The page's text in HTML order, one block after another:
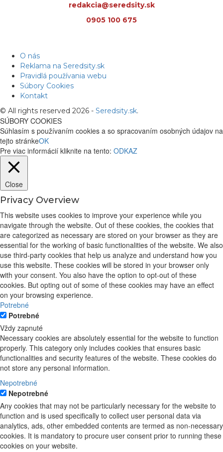
redakcia@seredsity.sk
0905 100 675
O nás
Reklama na Seredsity.sk
Pravidlá používania webu
Súbory Cookies
Kontakt
© All rights reserved 2026 - Seredsity.sk.
SÚBORY COOKIES
Súhlasím s používaním cookies a so spracovaním osobných údajov na
tejto stránkeOK
Pre viac informácií kliknite na tento: ODKAZ
Close
Privacy Overview
This website uses cookies to improve your experience while you
navigate through the website. Out of these cookies, the cookies that
are categorized as necessary are stored on your browser as they are
essential for the working of basic functionalities of the website. We also
use third-party cookies that help us analyze and understand how you
use this website. These cookies will be stored in your browser only
with your consent. You also have the option to opt-out of these
cookies. But opting out of some of these cookies may have an effect
on your browsing experience.
Potrebné
Potrebné
Vždy zapnuté
Necessary cookies are absolutely essential for the website to function
properly. This category only includes cookies that ensures basic
functionalities and security features of the website. These cookies do
not store any personal information.
Nepotrebné
Nepotrebné
Any cookies that may not be particularly necessary for the website to
function and is used specifically to collect user personal data via
analytics, ads, other embedded contents are termed as non-necessary
cookies. It is mandatory to procure user consent prior to running these
cookies on your website.